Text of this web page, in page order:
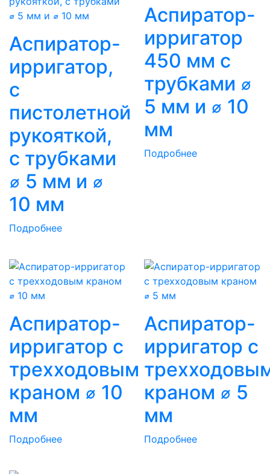
Аспиратор-
ирригатор,
с
пистолетной
рукояткой,
с трубками
⌀ 5 мм и ⌀
10 мм
Подробнее
Аспиратор-
ирригатор
450 мм с
трубками ⌀
5 мм и ⌀ 10
мм
Подробнее
Аспиратор-
ирригатор с
трехходовым
краном ⌀ 10
мм
Подробнее
Аспиратор-
ирригатор с
краном ⌀ 5
мм
Подробнее